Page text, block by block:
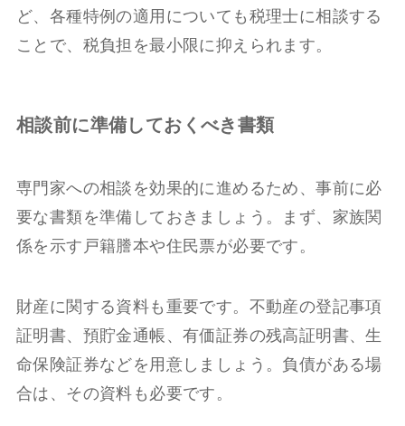
ど、各種特例の適用についても税理士に相談する
ことで、税負担を最小限に抑えられます。
相談前に準備しておくべき書類
専門家への相談を効果的に進めるため、事前に必
要な書類を準備しておきましょう。まず、家族関
係を示す戸籍謄本や住民票が必要です。
財産に関する資料も重要です。不動産の登記事項
証明書、預貯金通帳、有価証券の残高証明書、生
命保険証券などを用意しましょう。負債がある場
合は、その資料も必要です。